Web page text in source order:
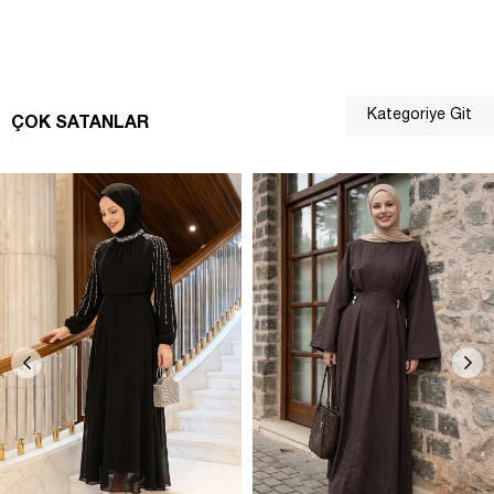
ÇOK SATANLAR
Kategoriye Git